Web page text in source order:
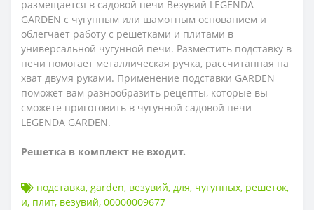
размещается в садовой печи Везувий LEGENDA
GARDEN с чугунным или шамотным основанием и
облегчает работу с решётками и плитами в
универсальной чугунной печи. Разместить подставку в
печи помогает металлическая ручка, рассчитанная на
хват двумя руками. Применение подставки GARDEN
поможет вам разнообразить рецепты, которые вы
сможете приготовить в чугунной садовой печи
LEGENDA GARDEN.
Решетка в комплект не входит.
подставка, garden, везувий, для, чугунных, решеток,
и, плит, везувий, 00000009677